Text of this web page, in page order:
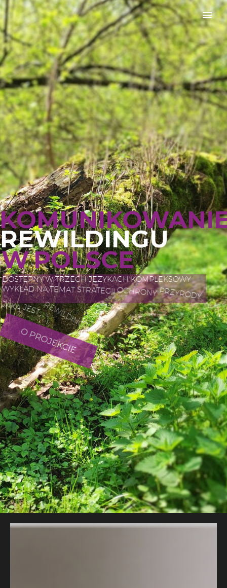
REWILDINGU
WPOLSCE
DOSTĘPNY W TRZECH JĘZYKACH KOMPLEKSOWY
WYKŁAD NA TEMAT STRATEGII OCHRONY PRZYRODY,
JAKĄ JEST REW LDING.
O PROJEKCIE